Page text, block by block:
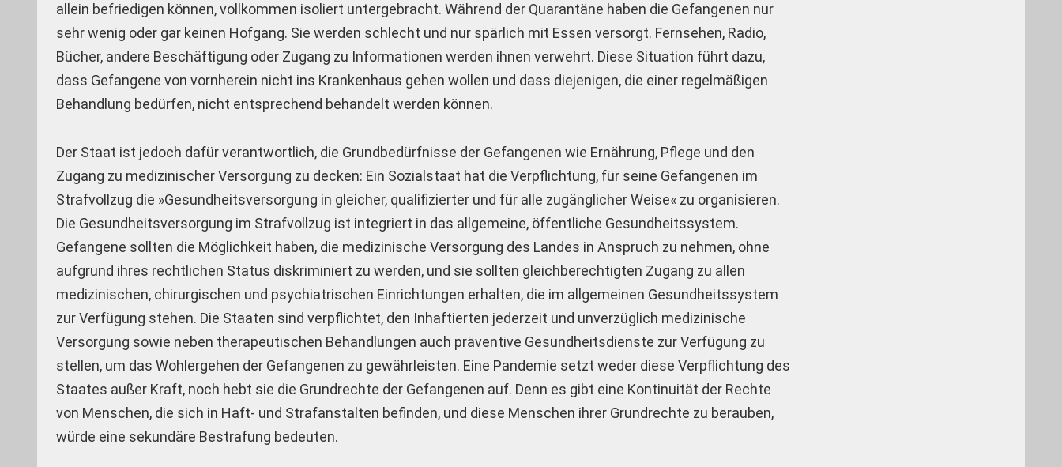
allein befriedigen können, vollkommen isoliert untergebracht. Während der Quarantäne haben die Gefangenen nur
sehr wenig oder gar keinen Hofgang. Sie werden schlecht und nur spärlich mit Essen versorgt. Fernsehen, Radio,
Bücher, andere Beschäftigung oder Zugang zu Informationen werden ihnen verwehrt. Diese Situation führt dazu,
dass Gefangene von vornherein nicht ins Krankenhaus gehen wollen und dass diejenigen, die einer regelmäßigen
Behandlung bedürfen, nicht entsprechend behandelt werden können.
Der Staat ist jedoch dafür verantwortlich, die Grundbedürfnisse der Gefangenen wie Ernährung, Pflege und den
Zugang zu medizinischer Versorgung zu decken: Ein Sozialstaat hat die Verpflichtung, für seine Gefangenen im
Strafvollzug die »Gesundheitsversorgung in gleicher, qualifizierter und für alle zugänglicher Weise« zu organisieren.
Die Gesundheitsversorgung im Strafvollzug ist integriert in das allgemeine, öffentliche Gesundheitssystem.
Gefangene sollten die Möglichkeit haben, die medizinische Versorgung des Landes in Anspruch zu nehmen, ohne
aufgrund ihres rechtlichen Status diskriminiert zu werden, und sie sollten gleichberechtigten Zugang zu allen
medizinischen, chirurgischen und psychiatrischen Einrichtungen erhalten, die im allgemeinen Gesundheitssystem
zur Verfügung stehen. Die Staaten sind verpflichtet, den Inhaftierten jederzeit und unverzüglich medizinische
Versorgung sowie neben therapeutischen Behandlungen auch präventive Gesundheitsdienste zur Verfügung zu
stellen, um das Wohlergehen der Gefangenen zu gewährleisten. Eine Pandemie setzt weder diese Verpflichtung des
Staates außer Kraft, noch hebt sie die Grundrechte der Gefangenen auf. Denn es gibt eine Kontinuität der Rechte
von Menschen, die sich in Haft- und Strafanstalten befinden, und diese Menschen ihrer Grundrechte zu berauben,
würde eine sekundäre Bestrafung bedeuten.